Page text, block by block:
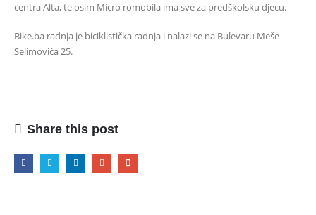
centra Alta, te osim Micro romobila ima sve za predškolsku djecu.
Bike.ba radnja je biciklistička radnja i nalazi se na Bulevaru Meše
Selimovića 25.
Share this post